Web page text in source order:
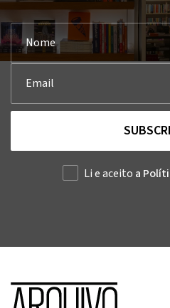
Li e aceito a